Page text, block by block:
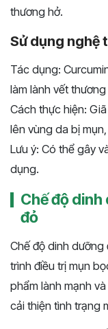
thương hở.
Sử dụng nghệ
Tác dụng:
làm lành vết
Cách thực hiện:
lên vùng da bị
Lưu ý: Có thể gây
dụng.
Chế độ
đỏ
Chế độ dinh
trình điều trị mụn
phẩm lành mạnh
cải thiện tình trạng